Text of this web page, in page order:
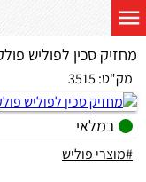
מחזיק סכין לפוליש
מק"ט: 3515
במלאי
#מוצרי פוליש